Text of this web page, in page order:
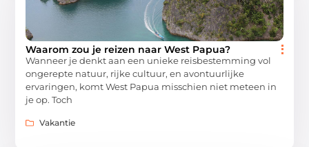
Waarom zou je reizen naar West Papua?
Wanneer je denkt aan een unieke reisbestemming vol
ongerepte natuur, rijke cultuur, en avontuurlijke
ervaringen, komt West Papua misschien niet meteen in
je op. Toch
Vakantie